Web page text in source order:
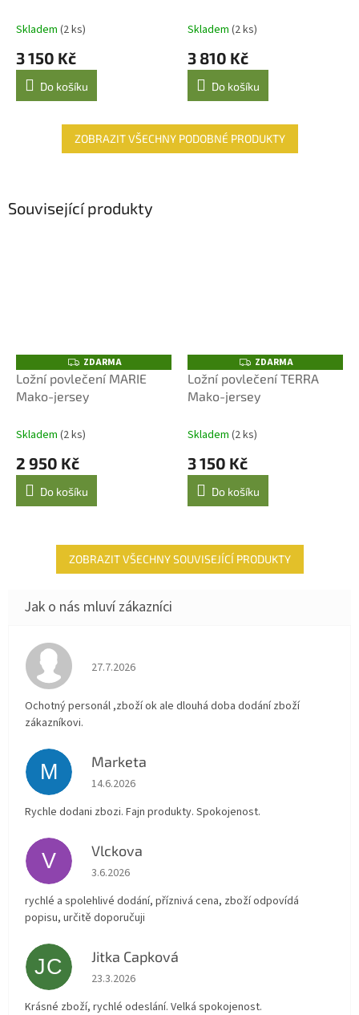
Skladem (2 ks)
3 150 Kč
Do košíku
Skladem (2 ks)
3 810 Kč
Do košíku
ZOBRAZIT VŠECHNY PODOBNÉ PRODUKTY
Související produkty
Z
D
A
R
M
ZDARMA
Ložní povlečení MARIE
Mako-jersey
Skladem (2 ks)
2 950 Kč
Do košíku
Z
D
A
R
M
ZDARMA
Ložní povlečení TERRA
Mako-jersey
Skladem (2 ks)
3 150 Kč
Do košíku
ZOBRAZIT VŠECHNY SOUVISEJÍCÍ PRODUKTY
Hodnocení obchodu je 4 z 5 hvězdiček.
27.7.2026
Ochotný personál ,zboží ok ale dlouhá doba dodání zboží
zákazníkovi.
M Marketa
Hodnocení obchodu je 5 z 5 hvězdiček.
14.6.2026
Rychle dodani zbozi. Fajn produkty. Spokojenost.
V Vlckova
Hodnocení obchodu je 5 z 5 hvězdiček.
3.6.2026
rychlé a spolehlivé dodání, příznivá cena, zboží odpovídá
popisu, určitě doporučuji
JC Jitka Capková
Hodnocení obchodu je 5 z 5 hvězdiček.
23.3.2026
Krásné zboží, rychlé odeslání. Velká spokojenost.